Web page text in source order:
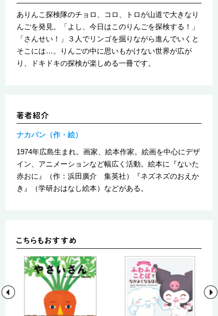
ありんこ探検隊のチョロ、コロ、トロが山道で大きなり
んごを発見。「よし、今日はこのりんごを探検する！」
「さんせい！」３人でリンゴを掘りながら進んでいくと
そこには…。りんごの中に思いもかけない世界が広が
り、ドキドキの探検が楽しめる一冊です。
ナカバン（作・絵）
1974年広島生まれ。画家、絵本作家。絵画を中心にデザ
イン、アニメーションなど幅広く活動。絵本に『ないた
赤おに』（作：浜田廣介 集英社）『ネズネズのおえか
き』（学研おはなし絵本）などがある。